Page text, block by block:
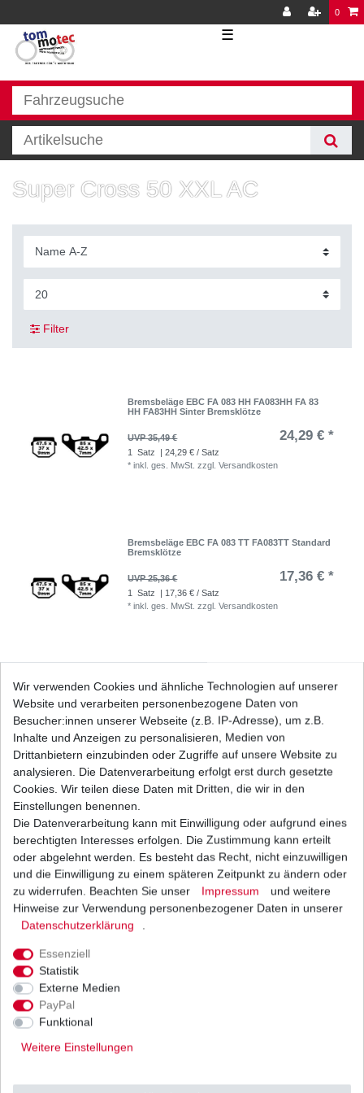
0
☰
Super Cross 50 XXL AC
Filter
Bremsbeläge EBC FA 083 HH FA083HH FA 83
HH FA83HH Sinter Bremsklötze
UVP 35,49 € 24,29 € *
1 Satz
| 24,29 € / Satz
*inkl. ges. MwSt. zzgl.Versandkosten
Bremsbeläge EBC FA 083 TT FA083TT Standard
Bremsklötze
UVP 25,36 € 17,36 € *
1 Satz
| 17,36 € / Satz
*inkl. ges. MwSt. zzgl.Versandkosten
Bremsbeläge EBC SFA 083 SFA083 Standard
Scooter Bremsklötze
UVP 12,22 € 8,36 € *
| 8,36 € / Satz
inkl. ges. MwSt. Versandkosten
GEL Batterie aus dem Zubehör YTX5L-BS
UVP 33,25 € 31,83 € *
1 Stück | 31,83 € / Stück
inkl. ges. MwSt. zzgl.
Wir verwenden Cookies und ähnliche Technologien auf unserer
Website und verarbeiten personenbezogene Daten von
Besucher:innen unserer Webseite (z.B. IP-Adresse), um z.B.
Inhalte und Anzeigen zu personalisieren, Medien von
Drittanbietern einzubinden oder Zugriffe auf unsere Website zu
analysieren. Die Datenverarbeitung erfolgt erst durch gesetzte
Cookies. Wir teilen diese Daten mit Dritten, die wir in den
Einstellungen benennen.
Die Datenverarbeitung kann mit Einwilligung oder aufgrund eines
berechtigten Interesses erfolgen. Die Zustimmung kann erteilt
oder abgelehnt werden. Es besteht das Recht, nicht einzuwilligen
und die Einwilligung zu einem späteren Zeitpunkt zu ändern oder
zu widerrufen. Beachten Sie unser
Impressum
und weitere
Hinweise zur Verwendung personenbezogener Daten in unserer
Daten­schutz­erklärung
.
Essenziell
Statistik
Externe Medien
PayPal
Funktional
Weitere Einstellungen